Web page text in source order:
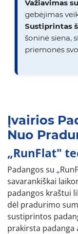
Važiavimas
gebėjimas
Sustiprintas
šoninė siena,
priemonės
Įvairios
Nuo
„RunFlat"
Padangos su
savarankiškai
padangos kraštui
dėl pradurimo
sustiprintos
prakirsta